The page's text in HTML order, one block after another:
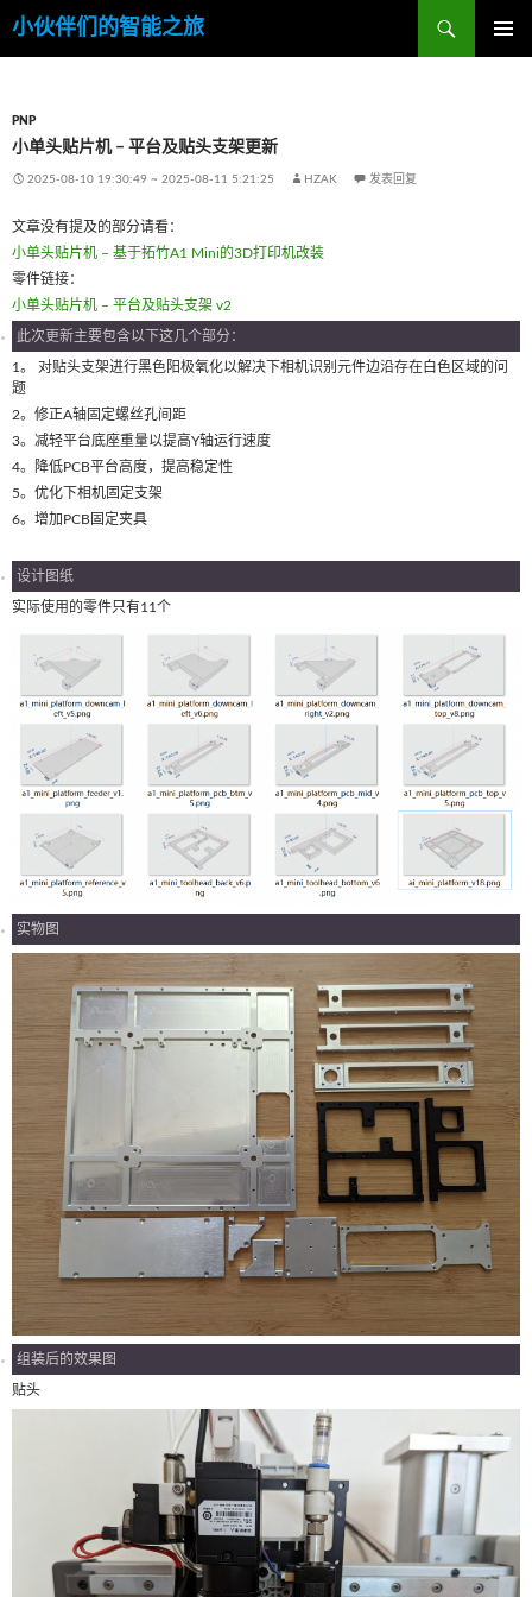
小伙伴们的智能之旅
索
容
PNP
小单头贴片机 – 平台及贴头支架更新
2025-08-10 19:30:49 ~ 2025-08-11 5:21:25 HZAK 发表回复
文章没有提及的部分请看：
小单头贴片机 – 基于拓竹A1 Mini的3D打印机改装
零件链接：
小单头贴片机 – 平台及贴头支架 v2
此次更新主要包含以下这几个部分：
1。 对贴头支架进行黑色阳极氧化以解决下相机识别元件边沿存在白色区域的问
题
2。修正A轴固定螺丝孔间距
3。减轻平台底座重量以提高Y轴运行速度
4。降低PCB平台高度，提高稳定性
5。优化下相机固定支架
6。增加PCB固定夹具
设计图纸
实际使用的零件只有11个
实物图
组装后的效果图
贴头